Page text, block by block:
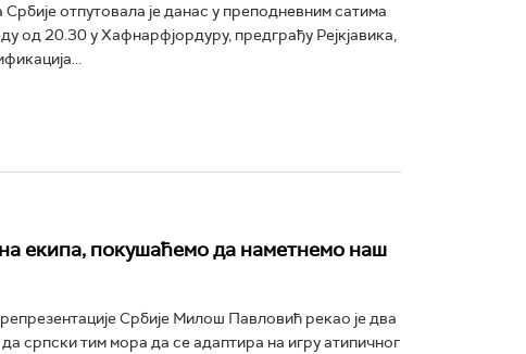
отпутовала је данас у преподневним сатима
од 20.30 у Хафнарфјордуру, предграђу Рејкјавика,
екипа, покушаћемо да наметнемо наш
Србије Милош Павловић рекао је два
српски тим мора да се адаптира на игру атипичног